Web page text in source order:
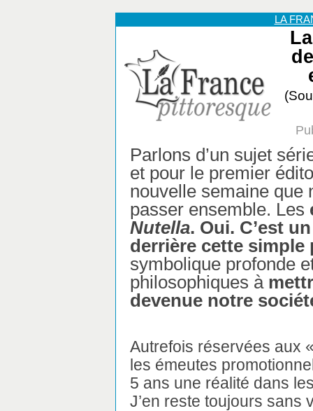
LA
Parlons d’un sujet
et pour le premier
nouvelle semaine que
passer ensemble. Les
Nutella. Oui. C’est
derrière cette simple
symbolique profonde
philosophiques à
devenue notre
Autrefois réservées aux
les émeutes
5 ans une réalité dans
J’en reste toujours sans